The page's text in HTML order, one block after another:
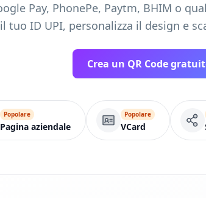
Pay, PhonePe, Paytm, BHIM o
tuo ID UPI, personalizza il design e
Crea un QR Code
Popolare
Pagina aziendale
Popolare
VCard